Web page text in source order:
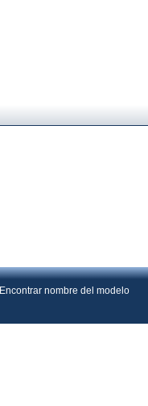
Encontrar nombre del modelo